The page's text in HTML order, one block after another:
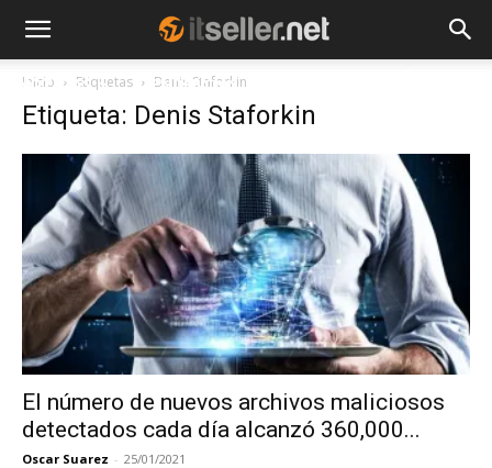
NOTICIAS TENDENCIAS
Inicio Etiquetas Denis Staforkin
Etiqueta: Denis Staforkin
El número de nuevos archivos maliciosos
detectados cada día alcanzó 360,000...
Oscar Suarez - 25/01/2021